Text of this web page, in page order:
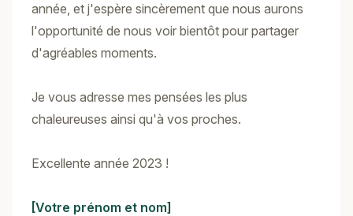
année, et j'espère sincèrement que nous aurons
l'opportunité de nous voir bientôt pour partager
d'agréables moments.
Je vous adresse mes pensées les plus
chaleureuses ainsi qu'à vos proches.
Excellente année 2023 !
[Votre prénom et nom]